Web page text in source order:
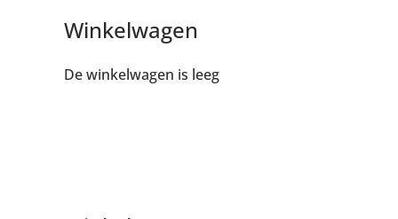
Winkelwagen
De winkelwagen is leeg